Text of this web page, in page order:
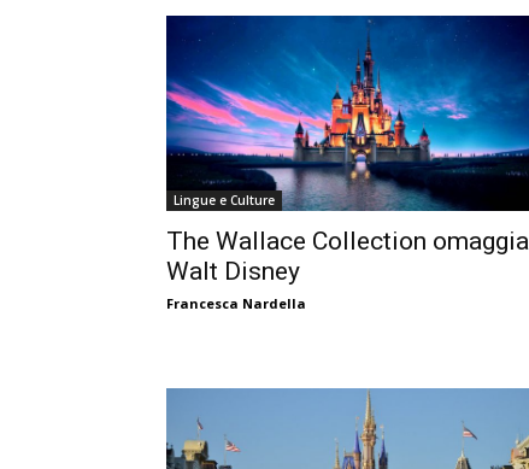
Lingue e Culture
The Wallace Collection omaggia
Walt Disney
Francesca Nardella